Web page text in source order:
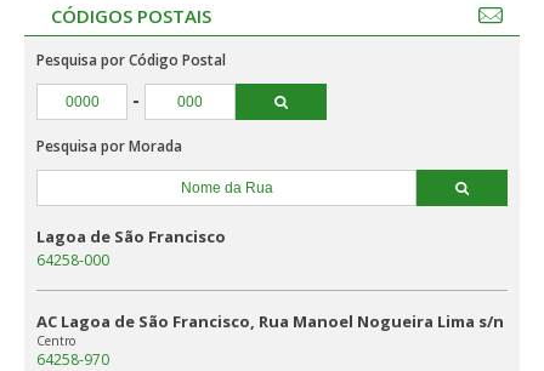
CÓDIGOS POSTAIS
Pesquisa por Código Postal
-
Pesquisa por Morada
Lagoa de São Francisco
64258-000
AC Lagoa de São Francisco, Rua Manoel Nogueira Lima s/n
Centro
64258-970